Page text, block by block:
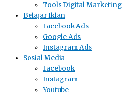
Tools Digital Marketing
Belajar Iklan
Facebook Ads
Google Ads
Instagram Ads
Sosial Media
Facebook
Instagram
Youtube